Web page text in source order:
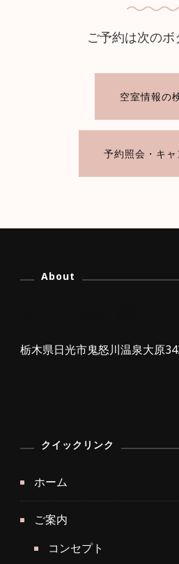
ご予約は次のボ
空室情報の
予約照会・キ
About
栃木県日光市鬼怒川温泉大原
クイックリンク
ホーム
ご案内
コンセプト